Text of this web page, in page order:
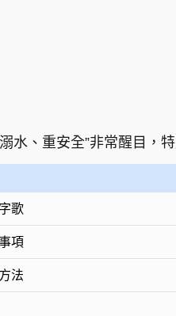
水、重安全”非常醒目，
歌
項
法